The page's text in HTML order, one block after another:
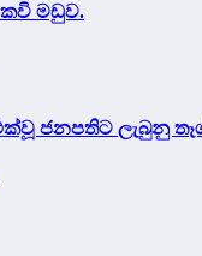
කවි මඩුව.
ජනපතිට ලැබුනු